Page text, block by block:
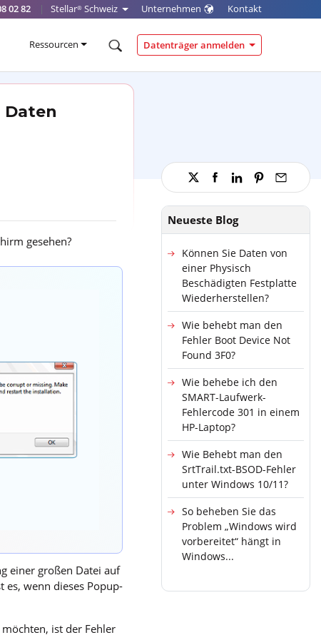
02 82 | Stellar®Schweiz Unternehmen Kontakt
Ressourcen Datenträger anmelden
Daten
gesehen?
einer großen Datei auf
es, wenn dieses Popup-
ist der Fehler
Neueste Blog
Können Sie Daten von
einer Physisch
Beschädigten Festplatte
Wiederherstellen?
Wie behebt man den
Fehler Boot Device Not
Found 3F0?
Wie behebe ich den
SMART-Laufwerk-
Fehlercode 301 in einem
HP-Laptop?
Wie Behebt man den
SrtTrail.txt-BSOD-Fehler
unter Windows 10/11?
So beheben Sie das
Problem „Windows wird
vorbereitet“ hängt in
Windows...